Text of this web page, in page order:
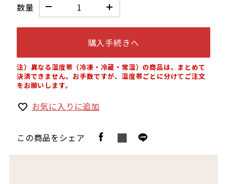
数量
購入手続きへ
注）異なる温度帯（冷凍・冷蔵・常温）の商品は、まとめて
決済できません。お手数ですが、温度帯ごとに分けてご注文
をお願いします。
お気に入りに追加
この商品をシェア